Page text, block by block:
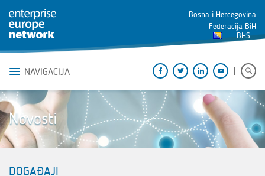
Bosna i Hercegovina
Federacija BiH
BHS
NAVIGACIJA
Novosti
DOGAĐAJI